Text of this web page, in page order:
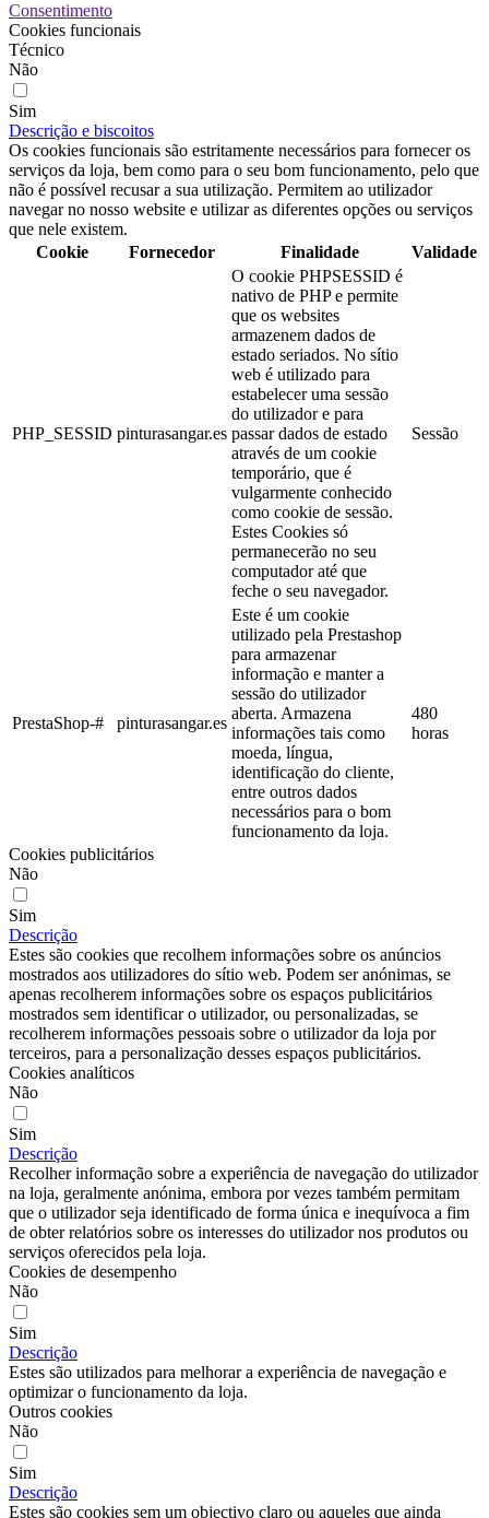
Consentimento
Cookies funcionais
Técnico
Não
Sim
Descrição e biscoitos
Os cookies funcionais são estritamente necessários para fornecer os
serviços da loja, bem como para o seu bom funcionamento, pelo que
não é possível recusar a sua utilização. Permitem ao utilizador
navegar no nosso website e utilizar as diferentes opções ou serviços
que nele existem.
Cookie
Fornecedor Finalidade Validade
PHP_SESSID pinturasangar.es
O cookie PHPSESSID é
nativo de PHP e permite
que os websites
armazenem dados de
estado seriados. No sítio
web é utilizado para
estabelecer uma sessão
do utilizador e para
passar dados de estado
através de um cookie
temporário, que é
vulgarmente conhecido
como cookie de sessão.
Estes Cookies só
permanecerão no seu
computador até que
feche o seu navegador.
Sessão
PrestaShop-# pinturasangar.es
Este é um cookie
utilizado pela Prestashop
para armazenar
informação e manter a
sessão do utilizador
aberta. Armazena
informações tais como
moeda, língua,
identificação do cliente,
entre outros dados
necessários para o bom
funcionamento da loja.
480
horas
Cookies publicitários
Não
Sim
Descrição
Estes são cookies que recolhem informações sobre os anúncios
mostrados aos utilizadores do sítio web. Podem ser anónimas, se
apenas recolherem informações sobre os espaços publicitários
mostrados sem identificar o utilizador, ou personalizadas, se
recolherem informações pessoais sobre o utilizador da loja por
terceiros, para a personalização desses espaços publicitários.
Cookies analíticos
Não
Sim
Descrição
Recolher informação sobre a experiência de navegação do utilizador
na loja, geralmente anónima, embora por vezes também permitam
que o utilizador seja identificado de forma única e inequívoca a fim
de obter relatórios sobre os interesses do utilizador nos produtos ou
serviços oferecidos pela loja.
Cookies de desempenho
Não
Sim
Descrição
Estes são utilizados para melhorar a experiência de navegação e
optimizar o funcionamento da loja.
Outros cookies
Não
Sim
Descrição
Estes são cookies sem um objectivo claro ou aqueles que ainda